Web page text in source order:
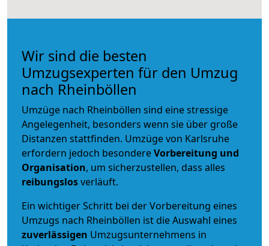
Wir sind die besten
Umzugsexperten für den Umzug
nach Rheinböllen
Umzüge nach Rheinböllen sind eine stressige
Angelegenheit, besonders wenn sie über große
Distanzen stattfinden. Umzüge von Karlsruhe
erfordern jedoch besondereVorbereitung und
Organisation, um sicherzustellen, dass alles
reibungslosverläuft.
Ein wichtiger Schritt bei der Vorbereitung eines
Umzugs nach Rheinböllen ist die Auswahl eines
zuverlässigen Umzugsunternehmens in